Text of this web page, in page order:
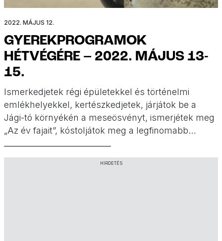
2022. MÁJUS 12.
GYEREKPROGRAMOK
HÉTVÉGÉRE – 2022. MÁJUS 13-
15.
Ismerkedjetek régi épületekkel és történelmi
emlékhelyekkel, kertészkedjetek, járjátok be a
Jági-tó környékén a meseösvényt, ismerjétek meg
„Az év fajait”, kóstoljátok meg a legfinomabb
könyvbemutatón vagy egy szuper múzeumi
HIRDETÉS